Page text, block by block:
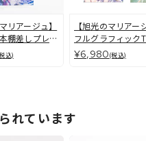
リアージュ】
棚差しプレー
込)
【旭光のマリアー
フルグラフィック
ツ リア
¥6,980(税込)
れています